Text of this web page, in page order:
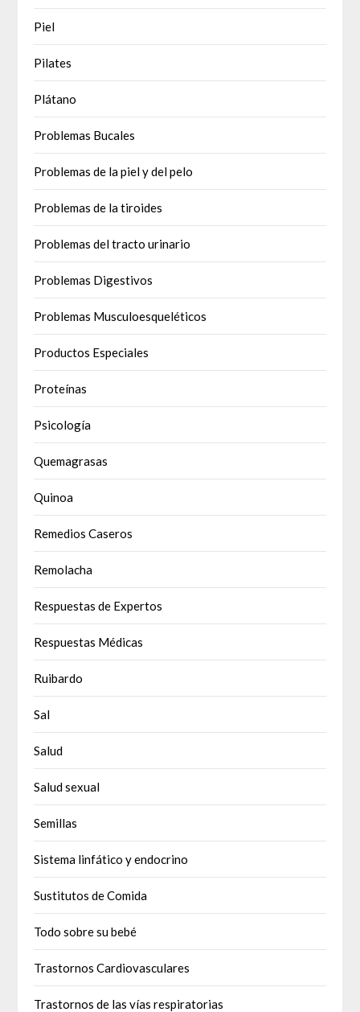
Piel
Pilates
Plátano
Problemas Bucales
Problemas de la piel y del pelo
Problemas de la tiroides
Problemas del tracto urinario
Problemas Digestivos
Problemas Musculoesqueléticos
Productos Especiales
Proteínas
Psicología
Quemagrasas
Quinoa
Remedios Caseros
Remolacha
Respuestas de Expertos
Respuestas Médicas
Ruibardo
Sal
Salud
Salud sexual
Semillas
Sistema linfático y endocrino
Sustitutos de Comida
Todo sobre su bebé
Trastornos Cardiovasculares
Trastornos de las vías respiratorias